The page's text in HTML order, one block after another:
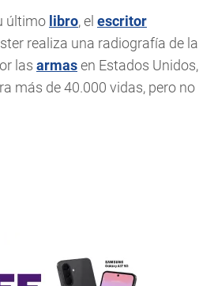
último libro, el escritor
realiza una radiografía de la
las armasen Estados Unidos,
más de 40.000 vidas, pero no